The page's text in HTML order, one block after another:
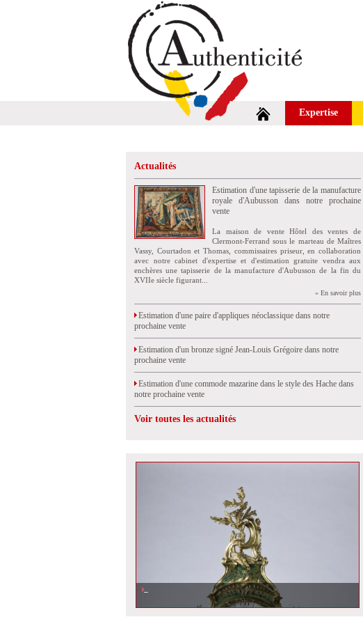
Expertise
Actualités
Estimation d'une tapisserie de la manufacture
royale d'Aubusson dans notre prochaine
vente
La maison de vente Hôtel des ventes de
Clermont-Ferrand sous le marteau de Maîtres
Vassy, Courtadon et Thomas, commissaires priseur, en collaboration
avec notre cabinet d'expertise et d'estimation gratuite vendra aux
enchères une tapisserie de la manufacture d'Aubusson de la fin du
XVIIe siècle figurant...
» En savoir plus
Estimation d'une paire d'appliques néoclassique dans notre
prochaine vente
Estimation d'un bronze signé Jean-Louis Grégoire dans notre
prochaine vente
Estimation d'une commode mazarine dans le style des Hache dans
notre prochaine vente
Voir toutes les actualités